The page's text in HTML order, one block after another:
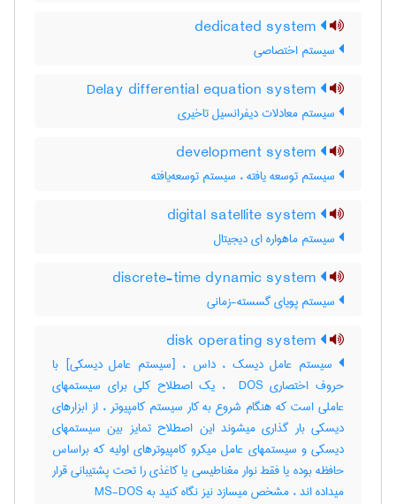
سیستم اختصاصی
سیستم معادلات دیفرانسیل تاخیری
سیستم توسعه یافته ، سیستم توسعه‌یافته
سیستم ماهواره ای دیجیتال
سیستم پویای گسسته-زمانی
سیستم عامل دیسک ، داس ، [سیستم عامل دیسکی] با
حروف اختصاری ‎ DOS ، یک اصطلاح کلی برای سیستمهای
عاملی است که هنگام شروع به کار سیستم کامپیوتر ، از ابزارهای
دیسکی بار گذاری میشوند این اصطلاح تمایز بین سیستمهای
دیسکی و سیستمهای عامل میکرو کامپیوترهای اولیه که براساس
حافظه بوده یا فقط نوار مغناطیسی یا کاغذی را تحت پشتیبانی قرار
میداده اند ، مشخص میسازد نیز نگاه کنید به ‎ MS-DOS